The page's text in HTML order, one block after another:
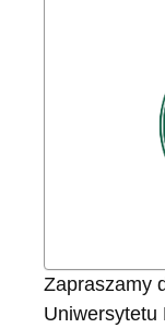
Zapraszamy
Uniwersytetu